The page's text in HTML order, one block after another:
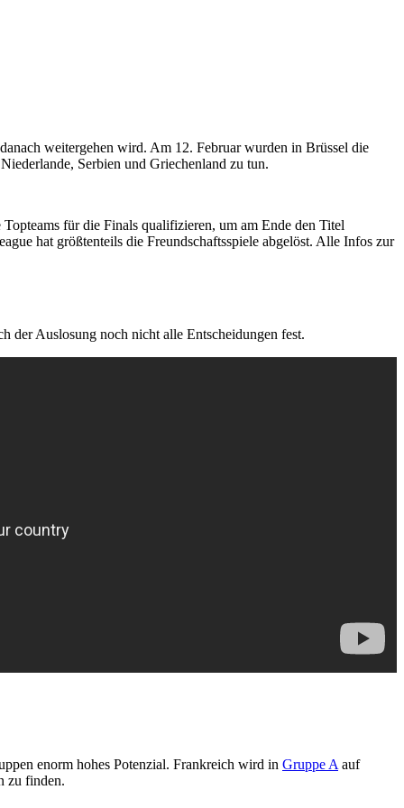
weitergehen wird. Am 12. Februar wurden in Brüssel die
Serbien und Griechenland zu tun.
für die Finals qualifizieren, um am Ende den Titel
hat größtenteils die Freundschaftsspiele abgelöst. Alle Infos zur
der Auslosung noch nicht alle Entscheidungen fest.
enorm hohes Potenzial. Frankreich wird in Gruppe A auf
zu finden.